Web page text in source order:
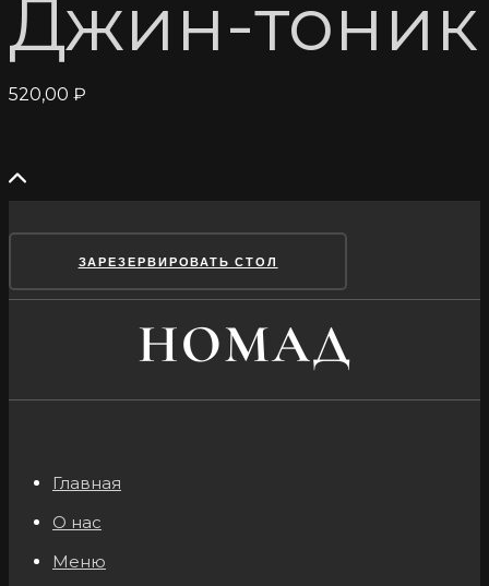
Джин-тоник
520,00 ₽
ЗАРЕЗЕРВИРОВАТЬ СТОЛ
Главная
О нас
Меню